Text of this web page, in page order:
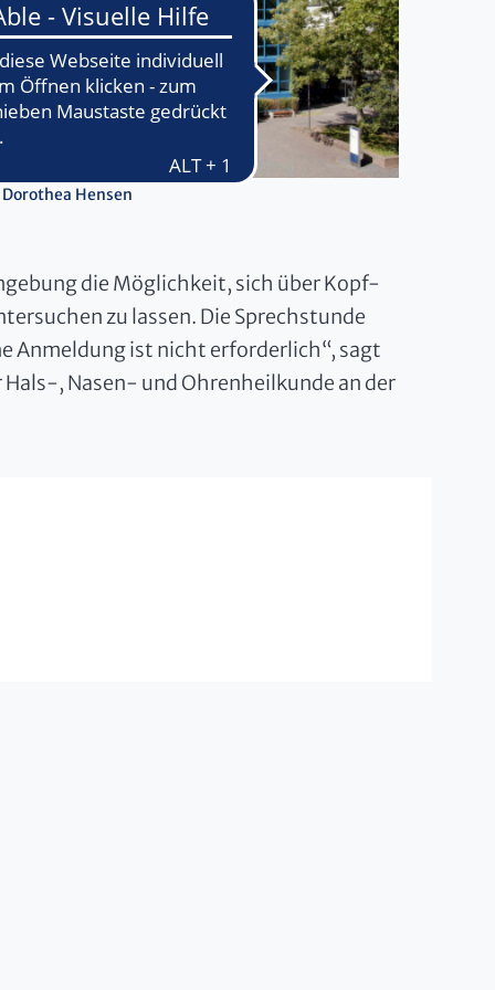
Dorothea Hensen
die Möglichkeit, sich über Kopf-
zu lassen. Die Sprechstunde
Anmeldung ist nicht erforderlich“, sagt
, Nasen- und Ohrenheilkunde an der